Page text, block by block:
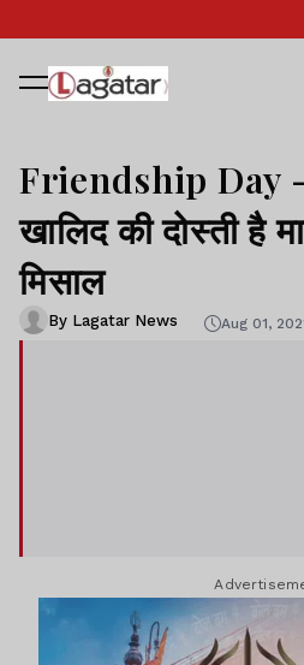
Friendship Day
खालिद की दोस्ती है
मिसाल
By Lagatar News Aug 01,